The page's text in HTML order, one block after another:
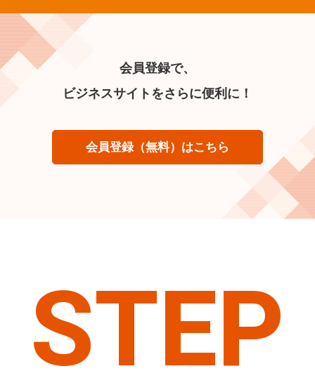
会員登録で、
ビジネスサイトをさらに便利に！
会員登録（無料）はこちら
STEP